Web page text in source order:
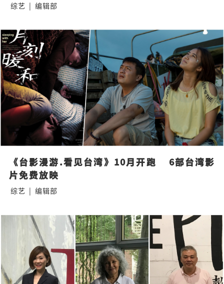
综艺 | 编辑部
《台影漫游.看见台湾》10月开跑    6部台湾影
片免费放映
综艺 | 编辑部